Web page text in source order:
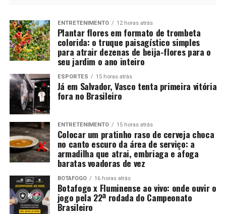
ENTRETENIMENTO 12 horas atrás
Plantar flores em formato de trombeta
colorida: o truque paisagístico simples
para atrair dezenas de beija-flores para o
seu jardim o ano inteiro
ESPORTES 15 horas atrás
Já em Salvador, Vasco tenta primeira vitória
fora no Brasileiro
ENTRETENIMENTO 15 horas atrás
Colocar um pratinho raso de cerveja choca
no canto escuro da área de serviço: a
armadilha que atrai, embriaga e afoga
baratas voadoras de vez
BOTAFOGO 16 horas atrás
Botafogo x Fluminense ao vivo: onde ouvir o
jogo pela 22ª rodada do Campeonato
Brasileiro